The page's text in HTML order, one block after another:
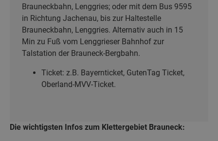
Brauneckbahn, Lenggries; oder mit dem Bus 9595
in Richtung Jachenau, bis zur Haltestelle
Brauneckbahn, Lenggries. Alternativ auch in 15
Min zu Fuß vom Lenggrieser Bahnhof zur
Talstation der Brauneck-Bergbahn.
Ticket: z.B. Bayernticket, GutenTag Ticket,
Oberland-MVV-Ticket.
Die wichtigsten Infos zum Klettergebiet Brauneck: